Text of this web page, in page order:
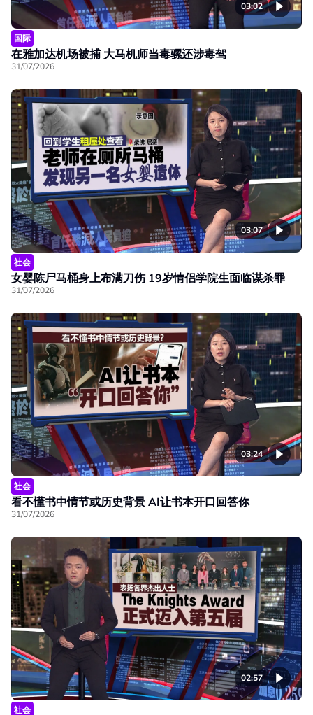
03:02
国际
在雅加达机场被捕 大马机师当毒骡还涉毒驾
31/07/2026
03:07
社会
女婴陈尸马桶身上布满刀伤 19岁情侣学院生面临谋杀罪
31/07/2026
03:24
社会
看不懂书中情节或历史背景 AI让书本开口回答你
31/07/2026
02:57
社会